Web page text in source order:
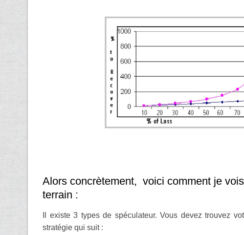
Alors concrètement, voici comment je
terrain :
Il existe 3 types de spéculateur. Vous devez trouvez
stratégie qui suit :